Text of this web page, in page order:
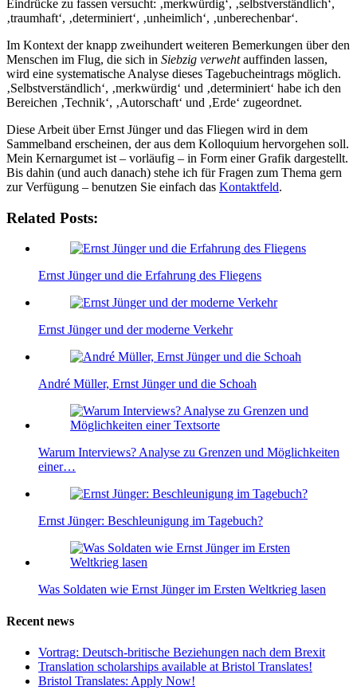
Eindrücke zu fassen versucht: ‚merkwürdig‘, ‚selbstverständlich‘,
‚traumhaft‘, ‚determiniert‘, ‚unheimlich‘, ‚unberechenbar‘.
Im Kontext der knapp zweihundert weiteren Bemerkungen über den
Menschen im Flug, die sich in Siebzig verwehtauffinden lassen,
wird eine systematische Analyse dieses Tagebucheintrags möglich.
‚Selbstverständlich‘, ‚merkwürdig‘ und ‚determiniert‘ habe ich den
Bereichen ‚Technik‘, ‚Autorschaft‘ und ‚Erde‘ zugeordnet.
Diese Arbeit über Ernst Jünger und das Fliegen wird in dem
Sammelband erscheinen, der aus dem Kolloquium hervorgehen soll.
Mein Kernargumet ist – vorläufig – in Form einer Grafik dargestellt.
Bis dahin (und auch danach) stehe ich für Fragen zum Thema gern
zur Verfügung – benutzen Sie einfach das Kontaktfeld.
Related Posts:
Ernst Jünger und die Erfahrung des Fliegens
Ernst Jünger und der moderne Verkehr
André Müller, Ernst Jünger und die Schoah
Warum Interviews? Analyse zu Grenzen und Möglichkeiten
einer…
Ernst Jünger: Beschleunigung im Tagebuch?
Was Soldaten wie Ernst Jünger im Ersten Weltkrieg lasen
Recent news
Vortrag: Deutsch-britische Beziehungen nach dem Brexit
Translation scholarships available at Bristol Translates!
Bristol Translates: Apply Now!